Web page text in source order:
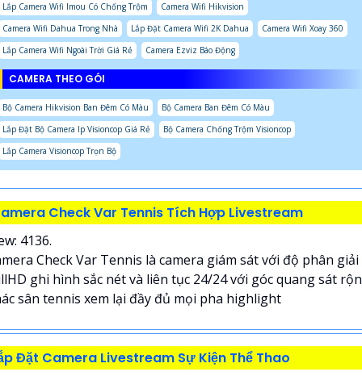
Lắp Camera Wifi Imou Có Chống Trộm
Camera Wifi Hikvision
Camera Wifi Dahua Trong Nhà
Lắp Đặt Camera Wifi 2K Dahua
Camera Wifi Xoay 360
Lắp Camera Wifi Ngoài Trời Giá Rẻ
Camera Ezviz Báo Động
CAMERA THEO GÓI
Bộ Camera Hikvision Ban Đêm Có Màu
Bộ Camera Ban Đêm Có Màu
Lắp Đặt Bộ Camera Ip Visioncop Giá Rẻ
Bộ Camera Chống Trộm Visioncop
Lắp Camera Visioncop Trọn Bộ
Check Var Tennis Tích Hợp Livestream
4136.
Check Var Tennis là camera giám sát với độ phân giải
ghi hình sắc nét và liên tục 24/24 với góc quang sát
sân tennis xem lại đầy đủ mọi pha highlight
Đặt Camera Livestream Sự Kiện Thể Thao